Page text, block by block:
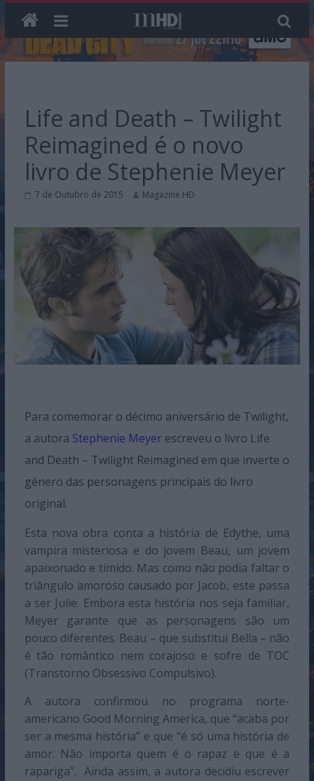
Life and Death – Twilight
Reimagined é o novo
livro de Stephenie Meyer
7 de Outubro de 2015 Magazine.HD
Para comemorar o décimo aniversário de Twilight,
a autora Stephenie Meyerescreveu o livro Life
and Death – Twilight Reimagined em que inverte o
género das personagens principais do livro
original.
Esta nova obra conta a história de Edythe, uma
vampira misteriosa e do jovem Beau, um jovem
apaixonado e tímido. Mas como não podia faltar o
triângulo amoroso causado por Jacob, este passa
a ser Julie. Embora esta história nos seja familiar,
Meyer garante que as personagens são um
pouco diferentes. Beau – que substitui Bella – não
é tão romântico nem corajoso e sofre de TOC
(Transtorno Obsessivo Compulsivo).
A autora confirmou no programa norte-
americano Good Morning America, que “acaba por
ser a mesma história” e que “é só uma história de
amor. Não importa quem é o rapaz e que é a
rapariga”. Ainda assim, a autora decidiu escrever